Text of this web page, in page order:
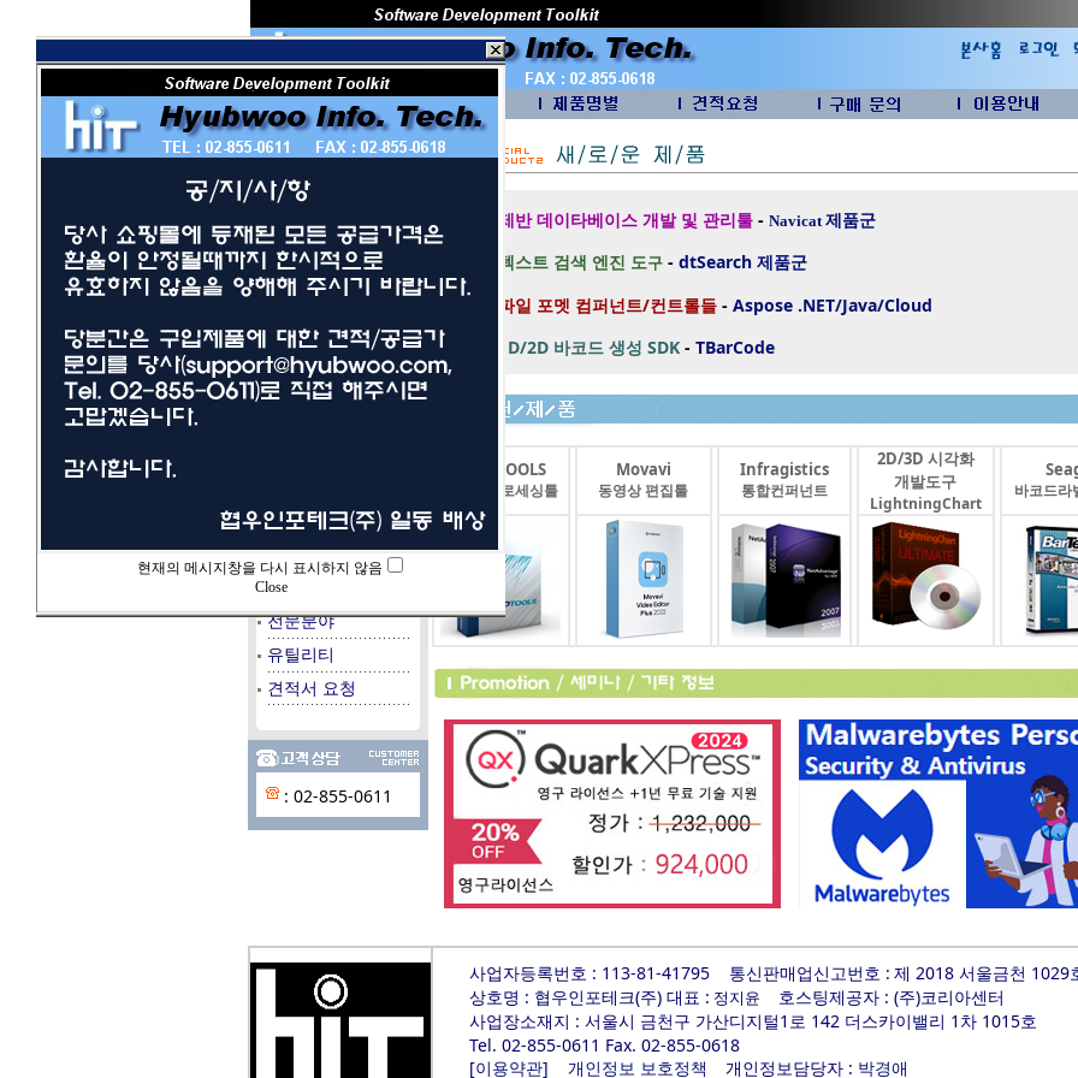
회 원 I D
멀티미디어
데이타베이스
시스템/서버
전문분야
유틸리티
견적서 요청
: 02-855-0611
제반 데이타베이스 개발 및 관리툴- Navicat제품군
텍스트 검색 엔진 도구- dtSearch 제품군
파일 포멧 컴퍼넌트/컨트롤들 - Aspose .NET/Java/Cloud
1D/2D 바코드 생성 SDK - TBarCode
LEADTOOLS
이미지프로세싱툴
Movavi
동영상 편집툴
Infragistics
통합컨퍼넌트
2D/3D 시각화
개발도구
LightningChart
바코드라
사업자등록번호 : 113-81-41795 통신판매업신고번호 : 제 2018 서울금천 1029
상호명 : 협우인포테크(주) 대표 : 정지윤
호스팅제공자 : (주)코리아센터
사업장소재지 : 서울시 금천구 가산디지털1로 142 더스카이밸리 1차 1015호
Tel. 02-855-0611 Fax. 02-855-0618
[이용약관] 개인정보 보호정책 개인정보담당자 : 박경애
현재의 메시지창을 다시 표시하지 않음
Close